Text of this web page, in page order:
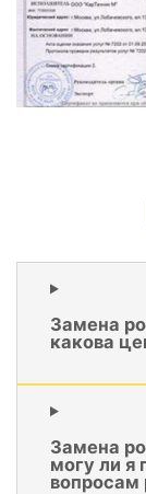
Замена
какова
Замена
могу ли я
вопросам